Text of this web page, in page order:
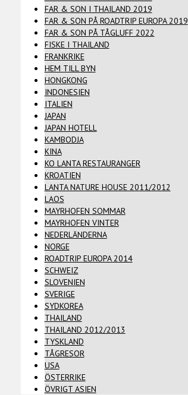
FAR & SON I THAILAND 2019
FAR & SON PÅ ROADTRIP EUROPA 2019
FAR & SON PÅ TÅGLUFF 2022
FISKE I THAILAND
FRANKRIKE
HEM TILL BYN
HONGKONG
INDONESIEN
ITALIEN
JAPAN
JAPAN HOTELL
KAMBODJA
KINA
KO LANTA RESTAURANGER
KROATIEN
LANTA NATURE HOUSE 2011/2012
LAOS
MAYRHOFEN SOMMAR
MAYRHOFEN VINTER
NEDERLÄNDERNA
NORGE
ROADTRIP EUROPA 2014
SCHWEIZ
SLOVENIEN
SVERIGE
SYDKOREA
THAILAND
THAILAND 2012/2013
TYSKLAND
TÅGRESOR
USA
ÖSTERRIKE
ÖVRIGT ASIEN